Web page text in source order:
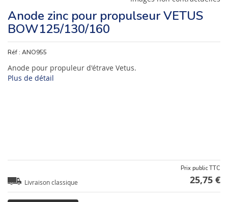
Anode zinc pour propulseur VETUS
BOW125/130/160
Réf : ANO955
Anode pour propuleur d'étrave Vetus.
Plus de détail
Livraison classique
Prix public TTC
25,75 €